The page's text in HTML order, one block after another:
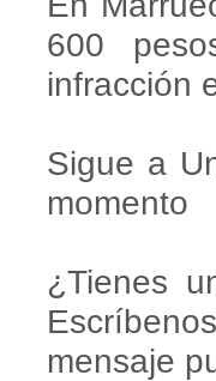
600
infracción
Sigue a
momento
¿Tienes
mensaje